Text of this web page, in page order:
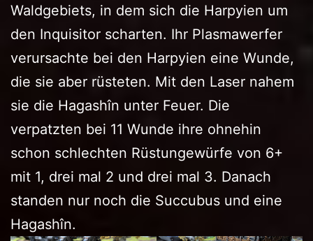
Waldgebiets, in dem sich die Harpyien um
den Inquisitor scharten. Ihr Plasmawerfer
verursachte bei den Harpyien eine Wunde,
die sie aber rüsteten. Mit den Laser nahem
sie die Hagashîn unter Feuer. Die
verpatzten bei 11 Wunde ihre ohnehin
schon schlechten Rüstungewürfe von 6+
mit 1, drei mal 2 und drei mal 3. Danach
standen nur noch die Succubus und eine
Hagashîn.